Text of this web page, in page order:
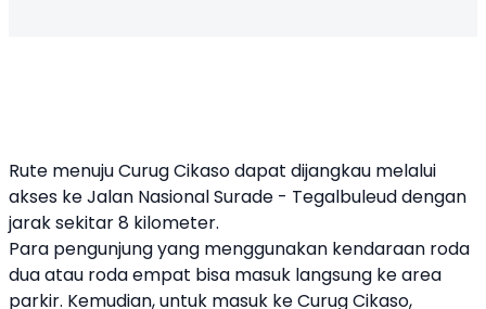
Rute menuju Curug Cikaso dapat dijangkau melalui
akses ke Jalan Nasional Surade - Tegalbuleud dengan
jarak sekitar 8 kilometer.
Para pengunjung yang menggunakan kendaraan roda
dua atau roda empat bisa masuk langsung ke area
parkir. Kemudian, untuk masuk ke Curug Cikaso,